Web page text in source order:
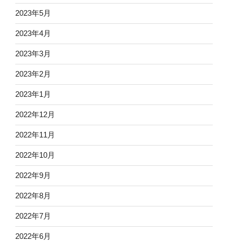
2023年5月
2023年4月
2023年3月
2023年2月
2023年1月
2022年12月
2022年11月
2022年10月
2022年9月
2022年8月
2022年7月
2022年6月